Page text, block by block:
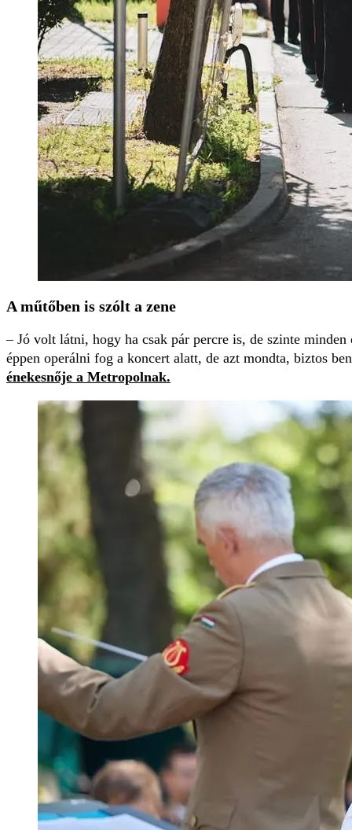
A műtőben is szólt a zene
– Jó volt látni, hogy ha csak pár percre is, de szinte
éppen operálni fog a koncert alatt, de azt mondta, biztos
énekesnője a Metropolnak.